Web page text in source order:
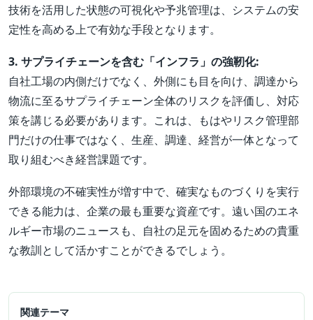
技術を活用した状態の可視化や予兆管理は、システムの安
定性を高める上で有効な手段となります。
3. サプライチェーンを含む「インフラ」の強靭化:
自社工場の内側だけでなく、外側にも目を向け、調達から
物流に至るサプライチェーン全体のリスクを評価し、対応
策を講じる必要があります。これは、もはやリスク管理部
門だけの仕事ではなく、生産、調達、経営が一体となって
取り組むべき経営課題です。
外部環境の不確実性が増す中で、確実なものづくりを実行
できる能力は、企業の最も重要な資産です。遠い国のエネ
ルギー市場のニュースも、自社の足元を固めるための貴重
な教訓として活かすことができるでしょう。
関連テーマ